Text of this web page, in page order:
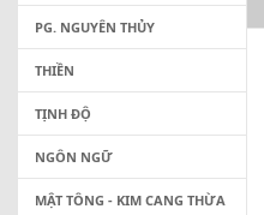
PG. NGUYÊN THỦY
THIỀN
TỊNH ĐỘ
NGÔN NGỮ
MẬT TÔNG - KIM CANG THỪA